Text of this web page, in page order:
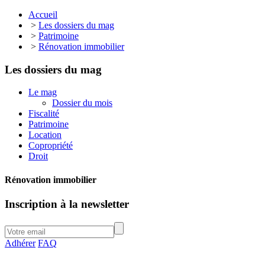
Accueil
> Les dossiers du mag
> Patrimoine
> Rénovation immobilier
Les dossiers du mag
Le mag
Dossier du mois
Fiscalité
Patrimoine
Location
Copropriété
Droit
Rénovation immobilier
Inscription à la newsletter
Adhérer FAQ